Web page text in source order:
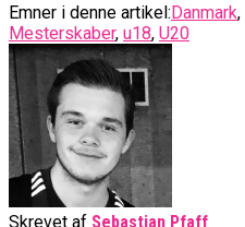
Emner i denne artikel:Danmark,
Mesterskaber, u18, U20
Skrevet af Sebastian Pfaff